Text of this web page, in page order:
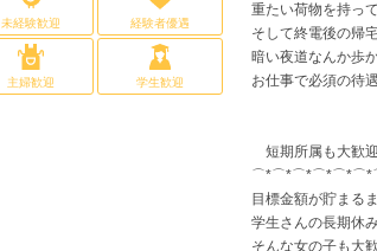
未経験歓迎 経験者優遇
主婦歓迎 学生歓迎
重たい荷物を持っ
そして終電後の帰
暗い夜道なんか歩
お仕事で必須の待
短期所属も大歓
目標金額が貯まる
学生さんの長期休
そんな女の子も大